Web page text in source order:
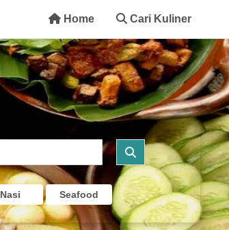
Home Cari Kuliner
Nasi Seafood